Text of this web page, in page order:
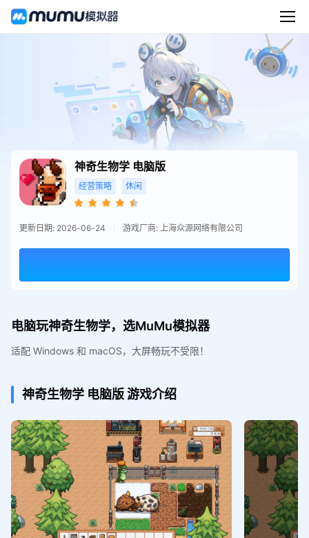
神奇生物学 电脑版
经营策略 休闲
更新日期: 2026-06-24 游戏厂商: 上海众源网络有限公司
电脑玩神奇生物学，选MuMu模拟器
适配 Windows 和 macOS，大屏畅玩不受限！
神奇生物学 电脑版游戏介绍